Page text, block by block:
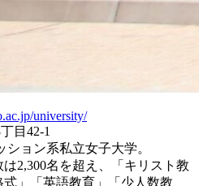
university/
目42-1
ション系私立女子大学。
2,300名を超え、「キリスト教
」「英語教育」「少人数教